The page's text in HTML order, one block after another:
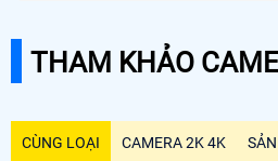
THAM KHẢO
CÙNG LOẠI CAMERA 2K 4K